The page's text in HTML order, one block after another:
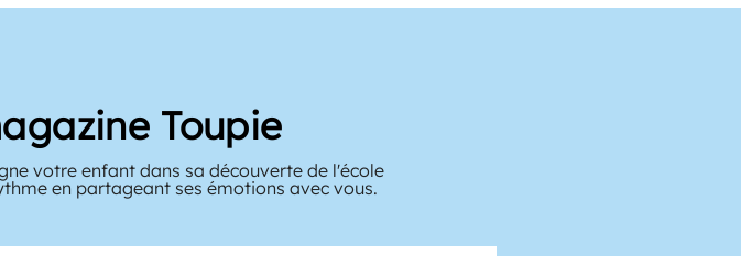
Toupie
votre enfant dans sa découverte de l'école
en partageant ses émotions avec vous.